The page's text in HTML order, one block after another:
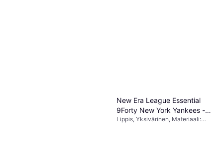
New Era League Essential
9Forty New York Yankees -
Black
Lippis, Yksivärinen, Materiaali: